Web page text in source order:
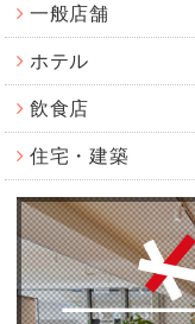
一般店舗
ホテル
飲食店
住宅・建築